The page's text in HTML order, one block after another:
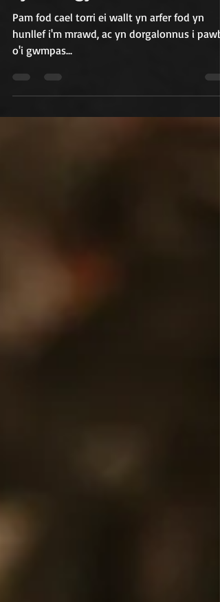
sy'n Hogyn Del, ta?"
Pam fod cael torri ei wallt yn arfer fod yn
hunllef i'm mrawd, ac yn dorgalonnus i pawb
o'i gwmpas...